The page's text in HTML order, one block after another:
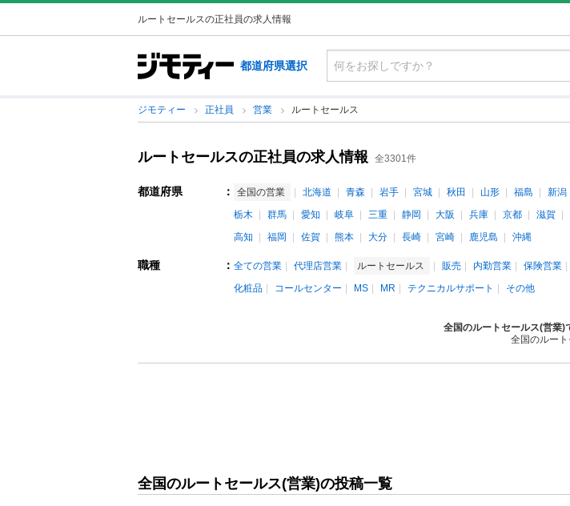
ルートセールスの正社員の求人情報
都道府県選択
ジモティー 正社員 営業 ルートセールス
ルートセールスの正社員の求人情報 全3301件
都道府県 ： 全国の営業 北海道 青森 岩手 宮城 秋田 山形 福島 新潟
栃木
群馬 愛知 岐阜 三重 静岡 大阪 兵庫 京都 滋賀
高知
福岡 佐賀 熊本 大分 長崎 宮崎 鹿児島 沖縄
職種 ： 全ての営業 代理店営業 ルートセールス 販売 内勤営業 保険営業
化粧品
コールセンター MS MR テクニカルサポート その他
全国のルートセールス(営業)
全国のルー
全国のルートセールス(営業)の投稿一覧